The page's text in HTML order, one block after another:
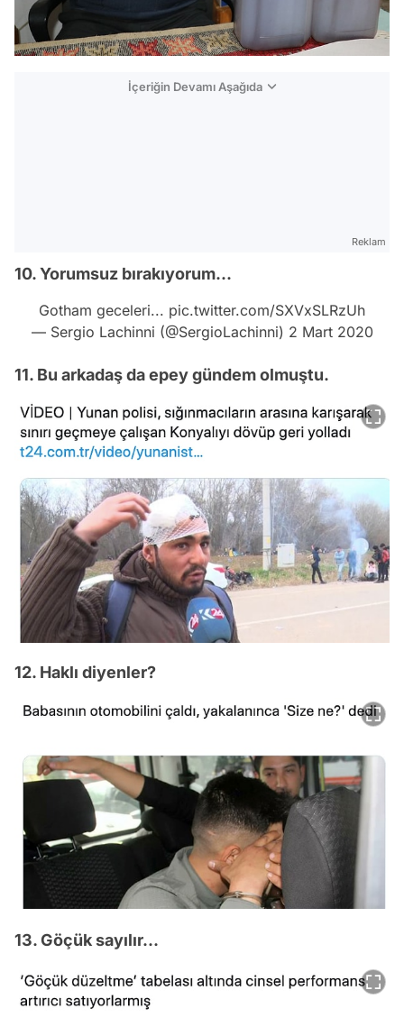
İçeriğin Devamı Aşağıda
Reklam
10. Yorumsuz bırakıyorum...
Gotham geceleri... pic.twitter.com/SXVxSLRzUh
— Sergio Lachinni (@SergioLachinni) 2 Mart 2020
11. Bu arkadaş da epey gündem olmuştu.
12. Haklı diyenler?
13. Göçük sayılır...